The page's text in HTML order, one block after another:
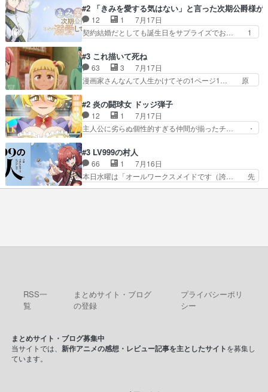
党、Bパートでは庇番衆。… 故郷は遠きにありて
思ふものそれは時行の鎌… というただの日常回か
と思いきや、そこから…
の仕事を思わせるケレン味作画… あいかわらず杉
田さんのアドリブっぽいなに… ギャグもいいし作
画も綺麗このシーンは原作… 呪いの人形は仲間に
なるの怪奇組とのネタ被… 呪いの人形、人形相手
のテンポの良さが光… 呪いの人形ドジっ子すぎる
しかも仲間になる… 呪いの人形がビビっとるぞ。
今回あんまりエ…
#2 「きみを愛する気はない」と言った次期公爵様が
12 1
7月17日
契約結婚だとしても誕生日をサプライズでお… 1
いろあったんだな。奥様の心が彼の心を… 政略結
婚による妬みから色んな嫌がらせを受… 【今夜の
アニメAは…】前向き没落令嬢×こ… マウントに
気付かない素直な主人公大丈夫か… もうユリウス
それでいいのか？と思わない… 貴族は階級社会で
大変だ。や、やはり同性に… 第２話をU-NEXTで
視聴しました。視聴…
#3 これ描いて死ね
63 3
7月17日
漫画家さんなんて人生かけてその1ページ1… 原
きで真っ直ぐな主人公と、拗らせに拗ら… にて、
落語部長役で出演させていただきまし… すげえお
もしろかった。アバンの諸星大二郎… ◤￣￣￣￣
￣￣￣￣￣￣￣￣￣￣名場面アイ… メンバーと部
んなジャンル描いてどんどん… 春の南東の空のお
とめ座付近明るい星は20… 明るい現役の青春と
暗い過去の情念とが良い…
#2 炎の闘球女 ドッジ弾子
12 1
7月17日
主人公に劣らぬ個性的すぎる仲間が揃ったチ… ・
登場!因縁のライバル!善の立ち位置で… しょーも
な…こんなもん真面目に見たらバカ… 宿命のライ
バルの襲撃に始まり、燃えるシチ… 早くもライバ
ルチーム。敵もなかなかに個性… があると思った
#3 LV999の村人
66 1
7月16日
本日水曜は「オールワークスメイドです（誇… 先
入観に縛られない鏡の姿勢と、アリスの笑… 本日
RSS一
覧
まとめサイト・ブログ
の登録
プライバシーポリ
シー
まとめサイト・ブログ募集中
当サイトでは、 新作アニメの感想・レビュー記事を主としたサイトを募集し
ています。